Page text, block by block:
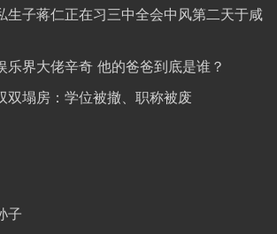
生子蒋仁正在习三中全会中风第二天于咸
乐界大佬辛奇 他的爸爸到底是谁？
双塌房：学位被撤、职称被废
子